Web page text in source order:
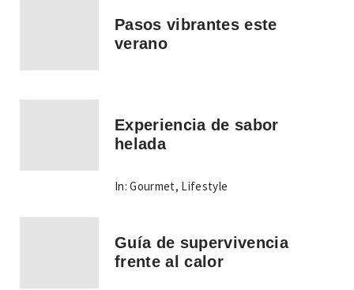
Pasos vibrantes este
verano
Experiencia de sabor
helada
In: Gourmet, Lifestyle
Guía de supervivencia
frente al calor